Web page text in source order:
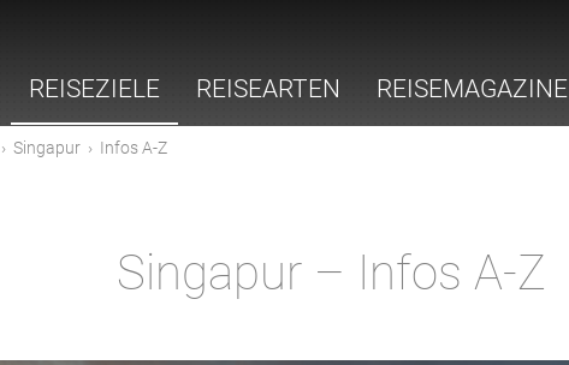
REISEZIELE REISEARTEN REISEMAGAZINE
› Singapur › Infos A-Z
Singapur – Infos A-Z